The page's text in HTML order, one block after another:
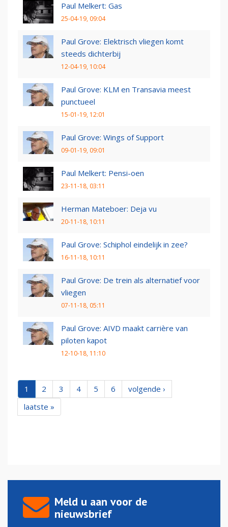
Paul Melkert: Gas
25-04-19, 09:04
Paul Grove: Elektrisch vliegen komt
steeds dichterbij
12-04-19, 10:04
Paul Grove: KLM en Transavia meest
punctueel
15-01-19, 12:01
Paul Grove: Wings of Support
09-01-19, 09:01
Paul Melkert: Pensi-oen
23-11-18, 03:11
Herman Mateboer: Deja vu
20-11-18, 10:11
Paul Grove: Schiphol eindelijk in zee?
16-11-18, 10:11
Paul Grove: De trein als alternatief voor
vliegen
07-11-18, 05:11
Paul Grove: AIVD maakt carrière van
piloten kapot
12-10-18, 11:10
1 2 3 4 5 6
volgende ›
laatste »
Meld u aan voor de
nieuwsbrief